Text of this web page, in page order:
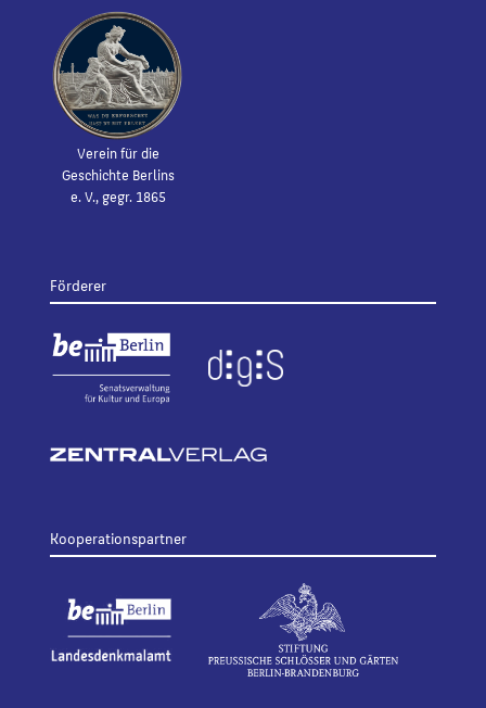
Verein für die
Geschichte Berlins
e. V., gegr. 1865
Förderer
Kooperationspartner